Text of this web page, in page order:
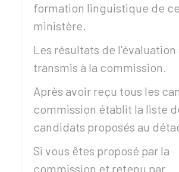
formation linguistique de ce
ministère.
Les résultats de l'évaluation
transmis à la commission.
Après avoir reçu tous les
commission établit la liste
candidats proposés au
Si vous êtes proposé par la
commission et retenu par